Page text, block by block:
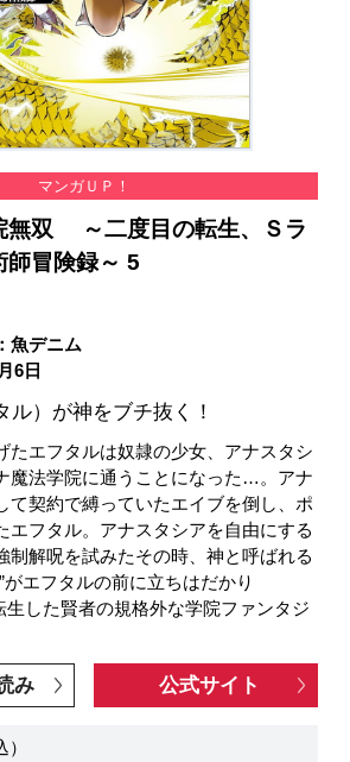
マンガＵＰ！
無双 ～二度目の転生、Ｓラ
師冒険録～ 5
魚デニム
6日
ル）が神をブチ抜く！
たエフタルは奴隷の少女、アナスタシ
魔法学院に通うことになった…。アナ
て契約で縛っていたエイブを倒し、ポ
エフタル。アナスタシアを自由にする
制解呪を試みたその時、神と呼ばれる
がエフタルの前に立ちはだかり
した賢者の規格外な学院ファンタジ
み 公式サイト
込）